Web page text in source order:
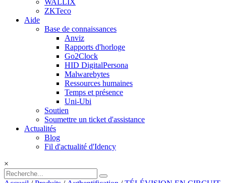
WALLIX
ZKTeco
Aide
Base de connaissances
Anviz
Rapports d'horloge
Go2Clock
HID DigitalPersona
Malwarebytes
Ressources humaines
Temps et présence
Uni-Ubi
Soutien
Soumettre un ticket d'assistance
Actualités
Blog
Fil d'actualité d'Idency
×